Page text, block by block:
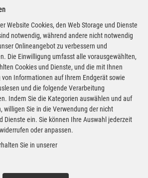
angeboten. Darüber hinaus legen die
Ladeguthaben-Voucher im Wert von
– je nach individuellem Fahr- und
Ladekosten für ein Jahr
Website Cookies, den Web Storage und Dienste
notwendig, während andere nicht notwendig
Onlineangebot zu verbessern und
Die Einwilligung umfasst alle vorausgewählten,
Cookies und Dienste, und die mit Ihnen
Informationen auf Ihrem Endgerät sowie
und die folgende Verarbeitung
Indem Sie die Kategorien auswählen und auf
willigen Sie in die Verwendung der nicht
Dienste ein. Sie können Ihre Auswahl jederzeit
oder anpassen.
Sie in unserer